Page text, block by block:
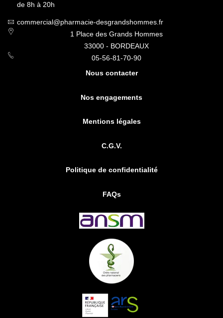
de 8h à 20h
commercial@pharmacie-desgrandshommes.fr
1 Place des Grands Hommes
33000 - BORDEAUX
05-56-81-70-90
Nous contacter
Nos engagements
Mentions légales
C.G.V.
Politique de confidentialité
FAQs